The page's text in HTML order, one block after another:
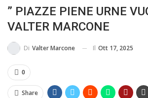
” PIAZZE PIENE URNE
VALTER MARCONE
Di Valter Marcone Il Ott 17, 2025
0
Share